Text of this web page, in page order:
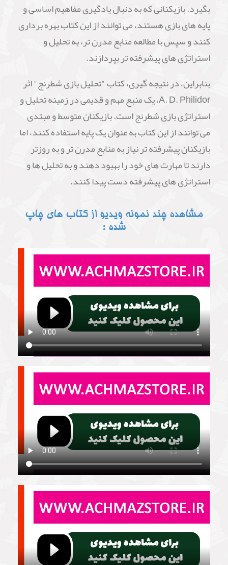
بگیرد. بازیکنانی که به دنبال یادگیری مفاهیم اساسی و
پایه های بازی هستند، می توانند از این کتاب بهره برداری
کنند و سپس با مطالعه منابع مدرن تر، به تحلیل و
استراتژی های پیشرفته تر بپردازند.
بنابراین، در نتیجه گیری، کتاب "تحلیل بازی شطرنج" اثر
A. D. Philidor، یک منبع مهم و قدیمی در زمینه تحلیل و
استراتژی بازی شطرنج است. بازیکنان متوسط و مبتدی
می توانند از این کتاب به عنوان یک پایه استفاده کنند، اما
بازیکنان پیشرفته تر نیاز به منابع مدرن تر و به روزتر
دارند تا مهارت های خود را بهبود دهند و به تحلیل ها و
استراتژی های پیشرفته دست پیدا کنند.
مشاهده چند نمونه ویدیو از کتاب های چاپ
شده :